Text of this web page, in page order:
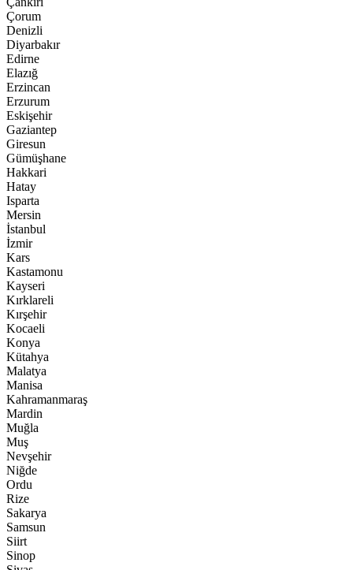
Çorum
Denizli
Diyarbakır
Edirne
Elazığ
Erzincan
Erzurum
Eskişehir
Gaziantep
Giresun
Gümüşhane
Hakkari
Hatay
Isparta
Mersin
İstanbul
İzmir
Kars
Kastamonu
Kayseri
Kırklareli
Kırşehir
Kocaeli
Konya
Kütahya
Malatya
Manisa
Kahramanmaraş
Mardin
Muğla
Muş
Nevşehir
Niğde
Ordu
Rize
Sakarya
Samsun
Siirt
Sinop